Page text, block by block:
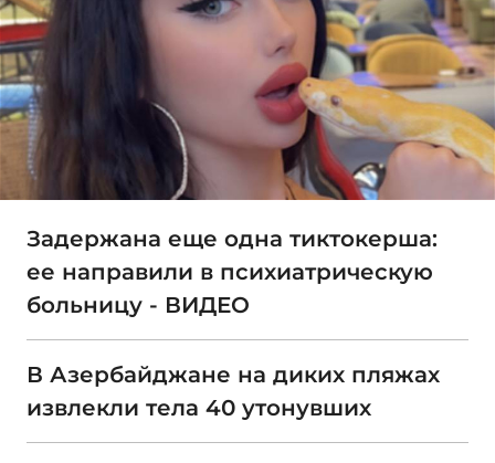
Задержана еще одна тиктокерша:
ее направили в психиатрическую
больницу - ВИДЕО
В Азербайджане на диких пляжах
извлекли тела 40 утонувших